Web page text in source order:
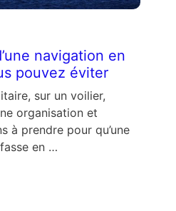
navigation en
pouvez éviter
sur un voilier,
organisation et
à prendre pour qu’une
en …